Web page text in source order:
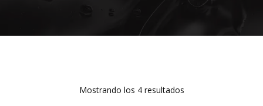
Mostrando los 4 resultados